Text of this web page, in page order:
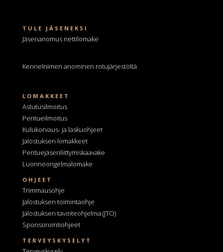
TULE JÄSENEKSI
Jäsenanomus nettilomake
Kennelnimen anominen rotujärjestöltä
LOMAKKEET
Astutusilmoitus
Pentueilmoitus
Kulukorvaus- ja laskuohjeet
Jalostuksen lomakkeet
Pentuejäsenliittymiskaavake
Luonneongelmalomake
OHJEET
Trimmausohje
Jalostuksen toimintaohje
Jalostuksen tavoiteohjelma (JTO)
Sponsorointiohjeet
TERVEYSKYSELYT